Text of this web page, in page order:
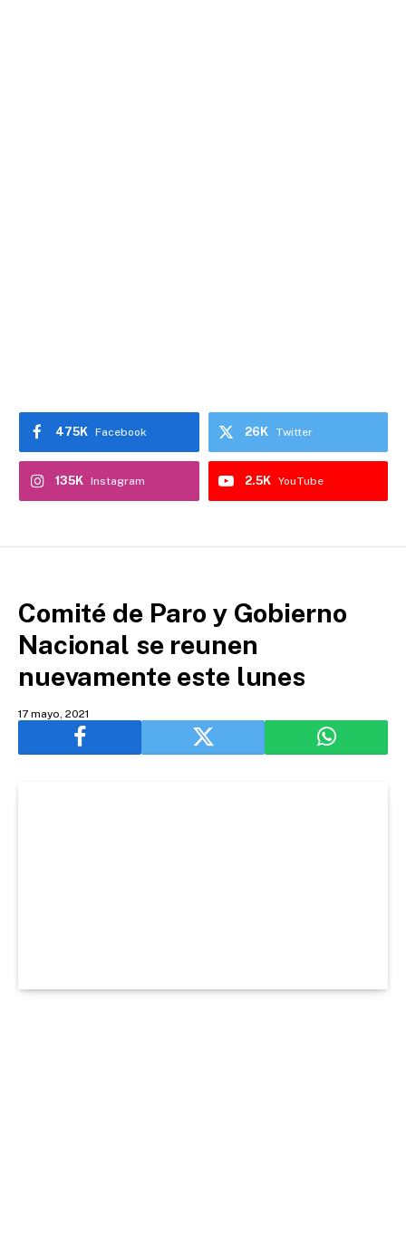
Facebook
475K Twitter
26K
Instagram
135K YouTube
2.5K
Comité de Paro y Gobierno
Nacional se reunen
nuevamente este lunes
17 mayo, 2021